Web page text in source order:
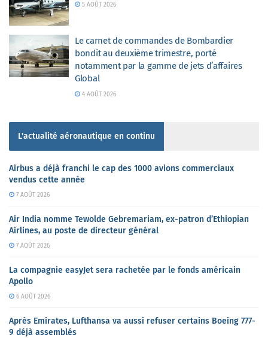
5 AOÛT 2026
Le carnet de commandes de Bombardier
bondit au deuxième trimestre, porté
notamment par la gamme de jets d’affaires
Global
4 AOÛT 2026
L'actualité aéronautique en continu
Airbus a déjà franchi le cap des 1000 avions commerciaux
vendus cette année
7 AOÛT 2026
Air India nomme Tewolde Gebremariam, ex-patron d’Ethiopian
Airlines, au poste de directeur général
7 AOÛT 2026
La compagnie easyJet sera rachetée par le fonds américain
Apollo
6 AOÛT 2026
Après Emirates, Lufthansa va aussi refuser certains Boeing 777-
9 déjà assemblés